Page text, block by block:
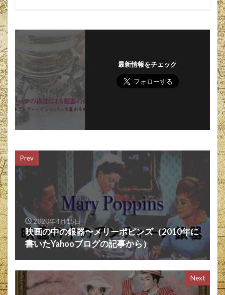
最新情報をチェック
Prev
2020年4月15日
映画の中の銀器〜メリーポピンズ（2010年に
書いたYahooブログの記事から）
Next